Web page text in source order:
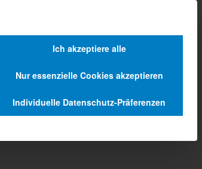
Ich akzeptiere alle
Nur essenzielle Cookies akzeptieren
Individuelle Datenschutz-Präferenzen